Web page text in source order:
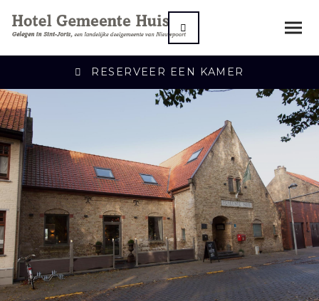
RESERVEER EEN KAMER